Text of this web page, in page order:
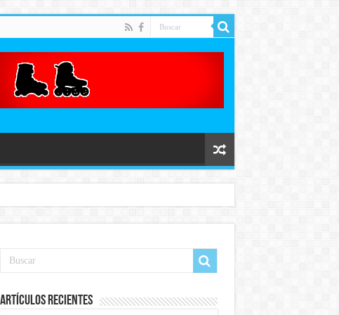
Artículos recientes